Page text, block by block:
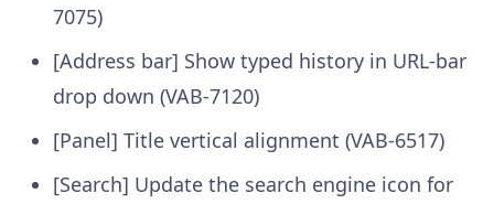
7075)
[Address bar] Show typed history in URL-bar
drop down (VAB-7120)
[Panel] Title vertical alignment (VAB-6517)
[Search] Update the search engine icon for